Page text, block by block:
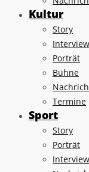
Kultur
Story
Interview
Porträt
Bühne
Termine
Sport
Story
Porträt
Interview